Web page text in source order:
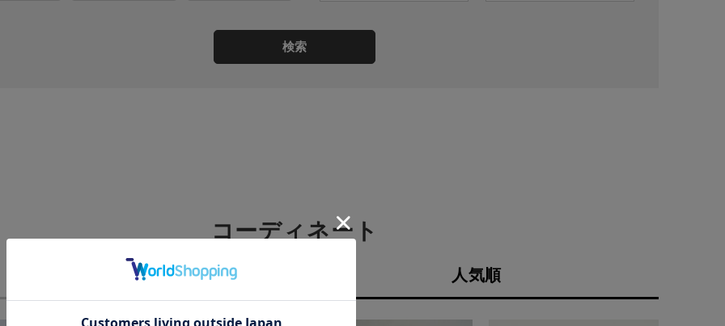
検索
コーディネート
新着順 人気順